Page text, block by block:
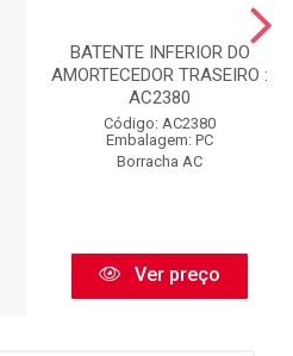
BATENTE INFERIOR DO
AMORTECEDOR TRASEIRO :
AC2380
Código: AC2380
Embalagem: PC
Borracha AC
Ver preço